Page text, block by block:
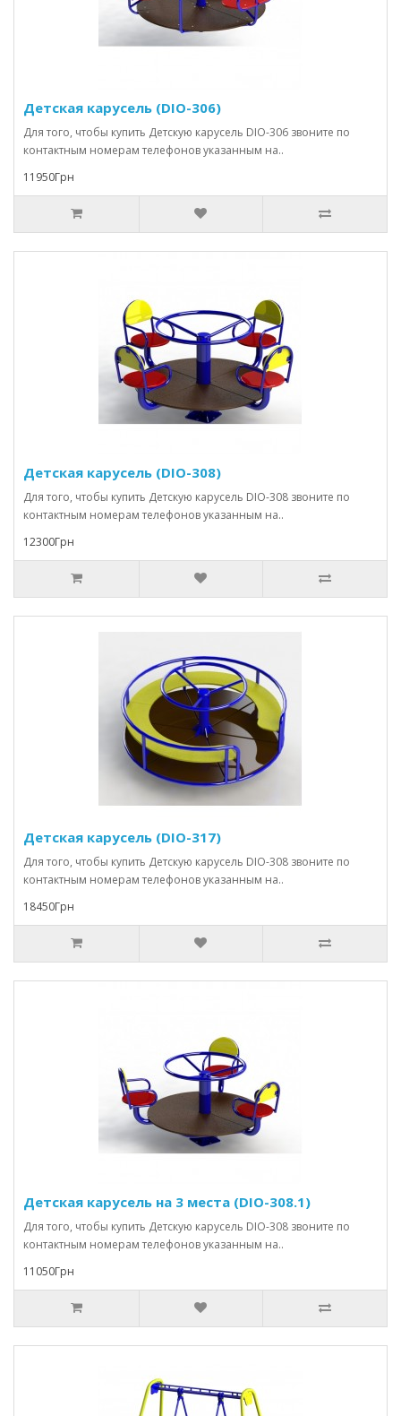
Детская карусель (DIO-306)
Для того, чтобы купить Детскую карусель DIO-306 звоните по
контактным номерам телефонов указанным на..
11950Грн
Детская карусель (DIO-308)
Для того, чтобы купить Детскую карусель DIO-308 звоните по
контактным номерам телефонов указанным на..
12300Грн
Детская карусель (DIO-317)
Для того, чтобы купить Детскую карусель DIO-308 звоните по
контактным номерам телефонов указанным на..
18450Грн
Детская карусель на 3 места (DIO-308.1)
Для того, чтобы купить Детскую карусель DIO-308 звоните по
контактным номерам телефонов указанным на..
11050Грн